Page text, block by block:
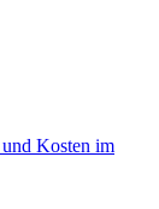
Kosten im